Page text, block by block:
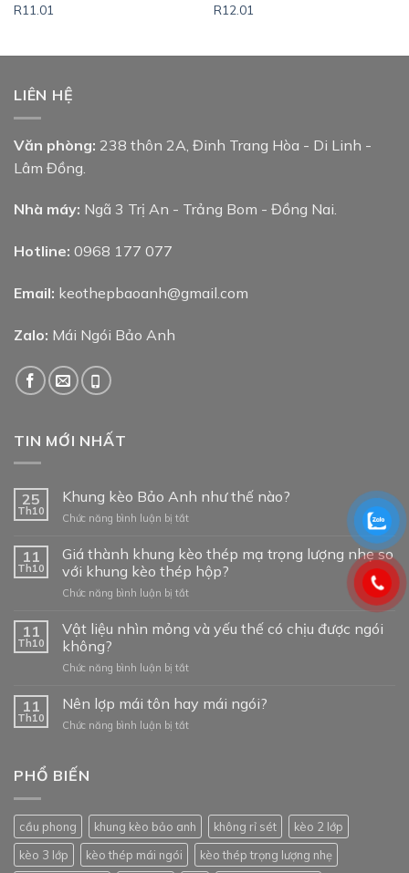
R11.01 R12.01
LIÊN HỆ
Văn phòng: 238 thôn 2A, Đinh Trang Hòa - Di Linh -
Lâm Đồng.
Nhà máy: Ngã 3 Trị An - Trảng Bom - Đồng Nai.
Hotline: 0968 177 077
Email: keothepbaoanh@gmail.com
Zalo: Mái Ngói Bảo Anh
TIN MỚI NHẤT
25
Th10
Khung kèo Bảo Anh như thế nào?
Chức năng bình luận bị tắtở
kèo
Bảo
Anh
như
nào?
11
Th10
Giá thành khung kèo thép mạ trọng lượng nhẹ so
với khung kèo thép hộp?
Chức năng bình luận bị tắtở
thành
khung
thép
trọng
lượng
nhẹ
hộp?
11
Th10
Vật liệu nhìn mỏng và yếu thế có chịu được ngói
không?
Chức năng bình luận bị tắtở
nhìn
mỏng
được
ngói
không?
11
Th10
Nên lợp mái tôn hay mái ngói?
Chức năng bình luận bị tắtở
mái
ngói?
PHỔ BIẾN
cầu phong khung kèo bảo anh không rỉ sét
kèo 2 lớp
kèo 3 lớp
kèo thép mái ngói kèo thép trọng lượng nhẹ